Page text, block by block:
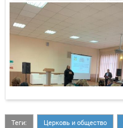
Теги: Церковь и общество